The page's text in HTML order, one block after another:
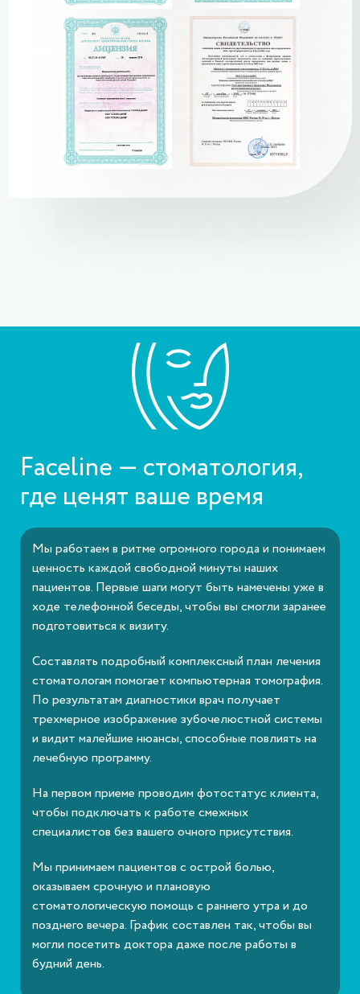
Faceline — стоматология,
где ценят ваше время
Мы работаем в ритме огромного города и понимаем
ценность каждой свободной минуты наших
пациентов. Первые шаги могут быть намечены уже в
ходе телефонной беседы, чтобы вы смогли заранее
подготовиться к визиту.
Составлять подробный комплексный план лечения
стоматологам помогает компьютерная томография.
По результатам диагностики врач получает
трехмерное изображение зубочелюстной системы
и видит малейшие нюансы, способные повлиять на
лечебную программу.
На первом приеме проводим фотостатус клиента,
чтобы подключать к работе смежных
специалистов без вашего очного присутствия.
Мы принимаем пациентов с острой болью,
оказываем срочную и плановую
стоматологическую помощь с раннего утра и до
позднего вечера. График составлен так, чтобы вы
могли посетить доктора даже после работы в
будний день.